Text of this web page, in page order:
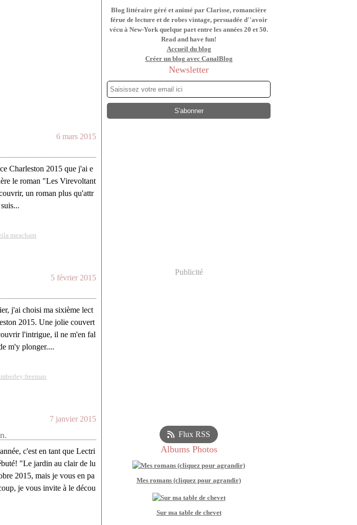
6 mars 2015
Charleston 2015 que j'ai e
le roman "Les Virevoltant
un roman plus qu'attr
meacham
5 février 2015
j'ai choisi ma sixième lect
2015. Une jolie couvert
l'intrigue, il ne m'en fal
m'y plonger....
freeman
7 janvier 2015
c'est en tant que Lectri
"Le jardin au clair de lu
2015, mais je vous en pa
je vous invite à le décou
Blog littéraire géré et animé par Clarisse, romancière
férue de lecture et de robes vintage, persuadée d''avoir
vécu à New-York quelque part entre les années 20 et 50.
Read and have fun!
Accueil du blog
Créer un blog avec CanalBlog
Newsletter
Publicité
Flux RSS
Albums Photos
Mes romans (cliquez pour agrandir)
Sur ma table de chevet